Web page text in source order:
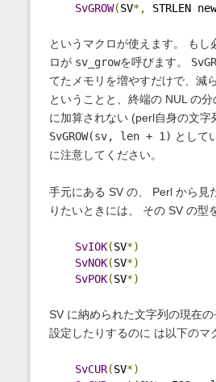
SvGROW(SV*, STRLEN
というマクロが使えます。 もし
ロが sv_growを呼びます。
てたメモリを増やすだけで、減
ということと、終端の NUL の
に加算されない (perl自身の文字
SvGROW(sv, len + 1) として
に注意してください。
手元にある SV の、 Perl から見
りたいときには、 その SV の型
SvIOK(SV*)
SvNOK(SV*)
SvPOK(SV*)
SV に納められた文字列の現在
設定したりするのに は以下のマ
SvCUR(SV*)